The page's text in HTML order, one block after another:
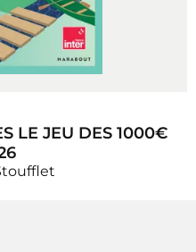
LE JEU DES 1000€